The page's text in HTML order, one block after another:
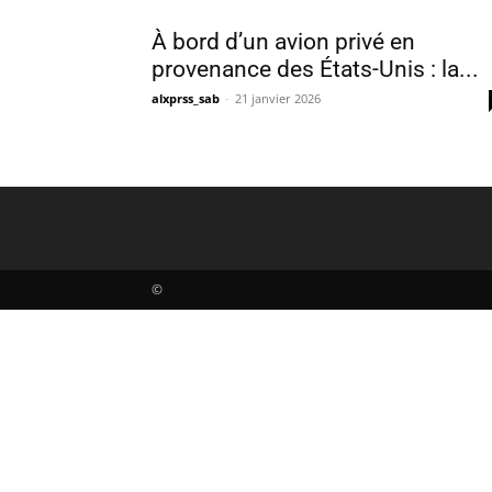
À bord d’un avion privé en
provenance des États-Unis : la...
alxprss_sab - 21 janvier 2026
©